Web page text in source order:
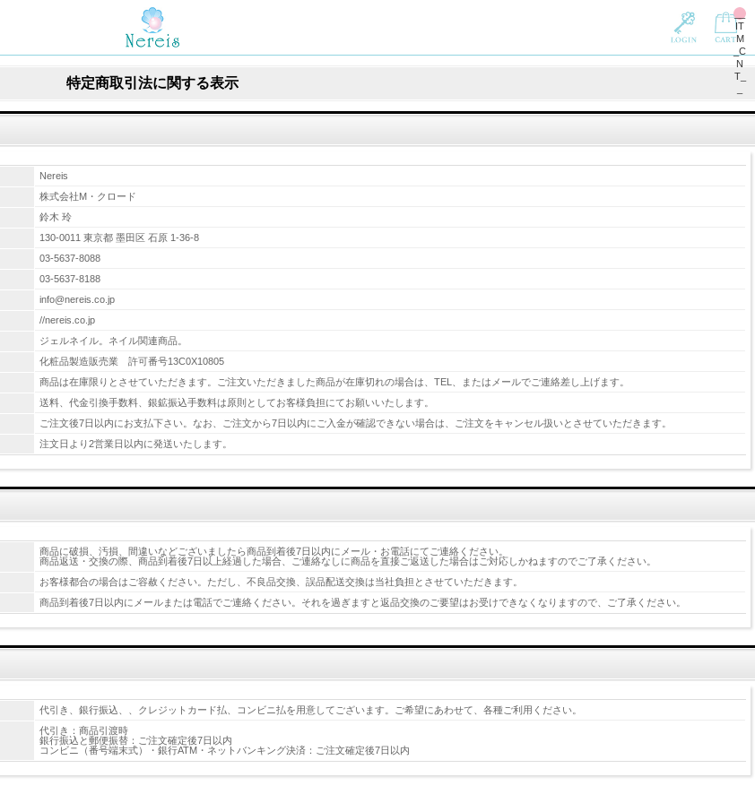
__
IT
M
_C
N
T_
特定商取引法に関する表示
Nereis
株式会社M・クロード
鈴木 玲
130-0011 東京都 墨田区 石原 1-36-8
03-5637-8088
03-5637-8188
info@nereis.co.jp
//nereis.co.jp
ジェルネイル。ネイル関連商品。
化粧品製造販売業 許可番号13C0X10805
商品は在庫限りとさせていただきます。ご注文いただきました商品が在庫切れの場合は、TEL、またはメールでご連絡差し上げます。
送料、代金引換手数料、銀鉱振込手数料は原則としてお客様負担にてお願いいたします。
ご注文後7日以内にお支払下さい。なお、ご注文から7日以内にご入金が確認できない場合は、ご注文をキャンセル扱いとさせていただきます。
注文日より2営業日以内に発送いたします。
商品に破損、汚損、間違いなどございましたら商品到着後7日以内にメール・お電話にてご連絡ください。
商品返送・交換の際、商品到着後7日以上経過した場合、ご連絡なしに商品を直接ご返送した場合はご対応しかねますのでご了承ください。
お客様都合の場合はご容赦ください。ただし、不良品交換、誤品配送交換は当社負担とさせていただきます。
商品到着後7日以内にメールまたは電話でご連絡ください。それを過ぎますと返品交換のご要望はお受けできなくなりますので、ご了承ください。
代引き、銀行振込、、クレジットカード払、コンビニ払を用意してございます。ご希望にあわせて、各種ご利用ください。
代引き：商品引渡時
銀行振込と郵便振替：ご注文確定後7日以内
コンビニ（番号端末式）・銀行ATM・ネットバンキング決済：ご注文確定後7日以内